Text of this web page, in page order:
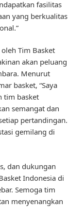
fasilitas
yang berkualitas
Tim Basket
akan peluang
Menurut
basket, “Saya
tim basket
semangat dan
pertandingan.
gemilang di
dan dukungan
Indonesia di
Semoga tim
menyenangkan